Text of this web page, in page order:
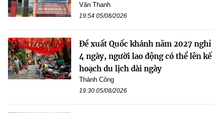
Văn Thanh
19:54 05/08/2026
Đề xuất Quốc khánh năm 2027 nghỉ
4 ngày, người lao động có thể lên kế
hoạch du lịch dài ngày
Thành Công
19:30 05/08/2026